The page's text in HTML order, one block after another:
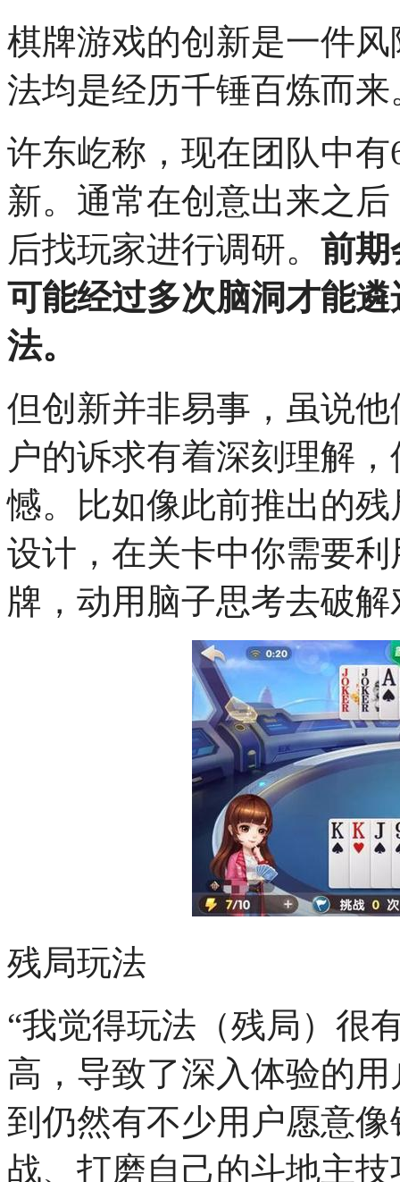
棋牌游戏的创新是一件
法均是经历千锤百炼而来
许东屹称，现在团队中
新。通常在创意出来之
后找玩家进行调研。 前期
可能经过多次脑洞才能
法。
但创新并非易事，虽说
户的诉求有着深刻理解
憾。比如像此前推出的
设计，在关卡中你需要
牌，动用脑子思考去破
残局玩法
“我觉得玩法（残局）很
高，导致了深入体验的
到仍然有不少用户愿意
战、打磨自己的斗地主技